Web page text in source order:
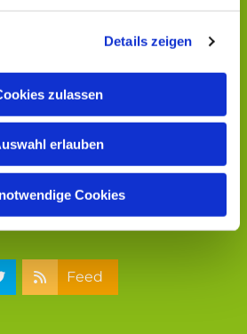
Details zeigen
zulassen
erlauben
Cookies
Feed